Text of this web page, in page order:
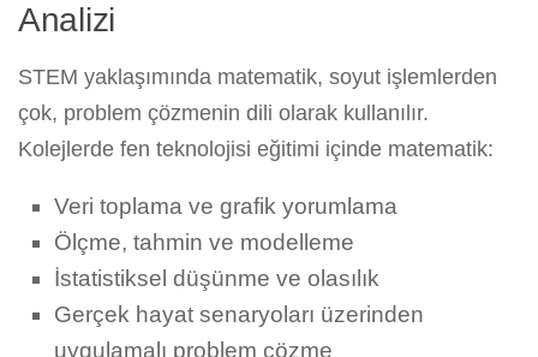
Analizi
STEM yaklaşımında matematik, soyut işlemlerden
çok, problem çözmenin dili olarak kullanılır.
Kolejlerde fen teknolojisi eğitimi içinde matematik:
Veri toplama ve grafik yorumlama
Ölçme, tahmin ve modelleme
İstatistiksel düşünme ve olasılık
Gerçek hayat senaryoları üzerinden
uygulamalı problem çözme